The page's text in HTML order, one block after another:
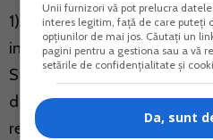
1) SRL care desfasoara
in Ordinul nr. 337/2007 al
Statistica privind
din economia nationala, la
regasesc in diviziunile 41, 42,
Unii furnizori vă pot prelucra
interes legitim, față de care puteți
opțiunilor de mai jos. Căutați un
pagini pentru a gestiona sau a vă
setările de confidențialitate și
Da, sunt